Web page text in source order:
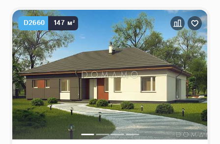
D2660 147 м²